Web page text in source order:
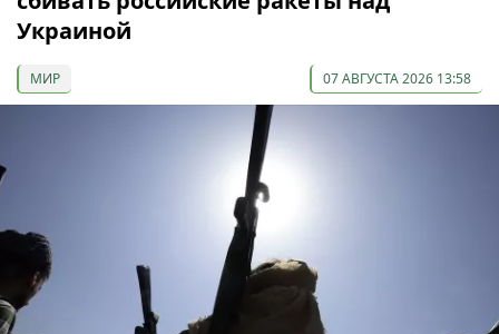
Украиной
МИР 07 АВГУСТА 2026 13:58